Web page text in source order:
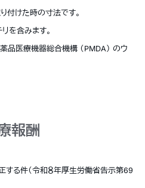
付けた時の寸法です。
を含みます。
品医療機器総合機構 （PMDA） のウ
報酬
る件（令和８年厚生労働省告示第69